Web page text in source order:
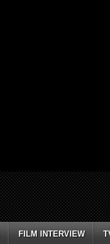
FILM INTERVIEW